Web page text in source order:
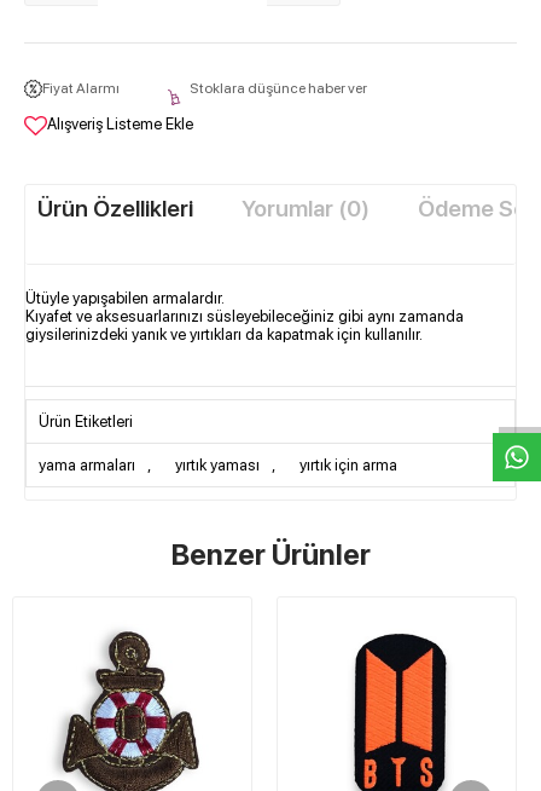
W
h
t
s
a
p
p
D
e
s
e
H
a
t
t
Fiyat Alarmı Stoklara düşünce haber ver
Alışveriş Listeme Ekle
Ürün Özellikleri Yorumlar (0) Ödeme
Ütüyle yapışabilen armalardır.
Kıyafet ve aksesuarlarınızı süsleyebileceğiniz gibi aynı zamanda
giysilerinizdeki yanık ve yırtıkları da kapatmak için kullanılır.
Ürün Etiketleri
yama armaları , yırtık yaması , yırtık için arma
Benzer Ürünler
STOKTA